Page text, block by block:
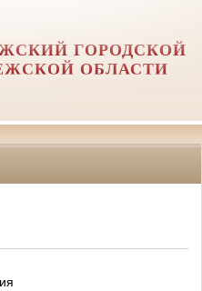
ГОРОДСКОЙ
ОБЛАСТИ